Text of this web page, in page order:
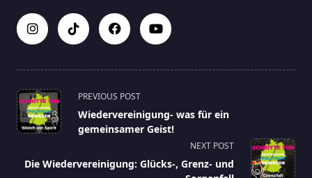
<span
class="nav-
subtitle
reader-
PREVIOUS POST
Wiedervereinigung- was für ein
gemeinsamer Geist!
NEXT POST
Die Wiedervereinigung: Glücks-, Grenz- und